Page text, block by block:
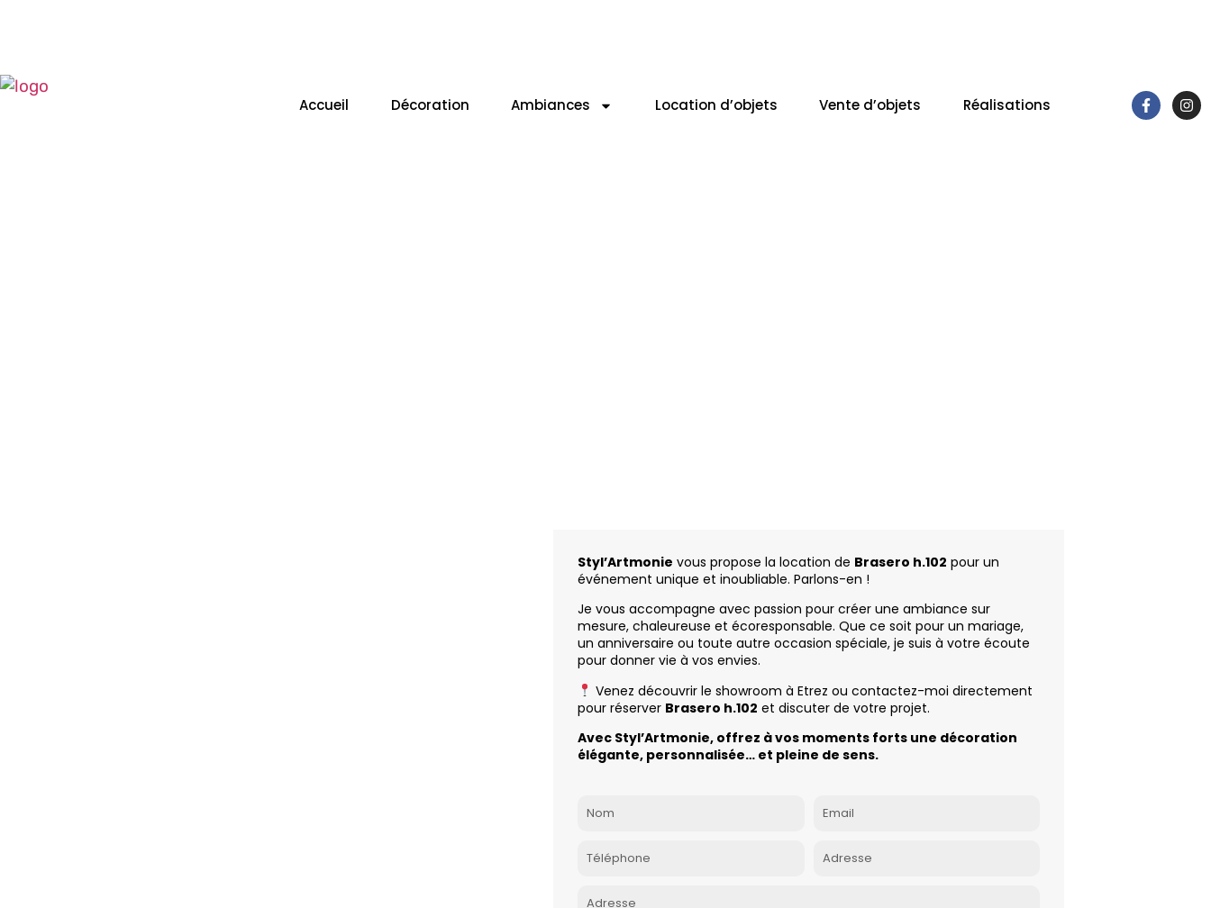
Accueil Décoration Ambiances Location d’objets Vente d’objets Réalisations
Styl’Artmonie vous propose la location de Brasero h.102 pour un
événement unique et inoubliable. Parlons-en !
Je vous accompagne avec passion pour créer une ambiance sur
mesure, chaleureuse et écoresponsable. Que ce soit pour un mariage,
un anniversaire ou toute autre occasion spéciale, je suis à votre écoute
pour donner vie à vos envies.
Venez découvrir le showroom à Etrez ou contactez-moi directement
pour réserver Brasero h.102 et discuter de votre projet.
Avec Styl’Artmonie, offrez à vos moments forts une décoration
élégante, personnalisée… et pleine de sens.